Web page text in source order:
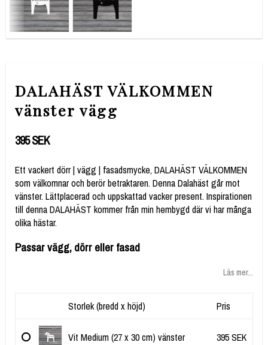
DALAHÄST VÄLKOMMEN
vänster vägg
395 SEK
Ett vackert dörr | vägg | fasadsmycke, DALAHÄST VÄLKOMMEN
som välkomnar och berör betraktaren. Denna Dalahäst går mot
vänster. Lättplacerad och uppskattad vacker present. Inspirationen
till denna DALAHÄST kommer från min hembygd där vi har många
Passar vägg, dörr eller fasad
Läs mer...
Storlek (bredd x höjd) Pris
Vit Medium (27 x 30 cm) vänster 395 SEK